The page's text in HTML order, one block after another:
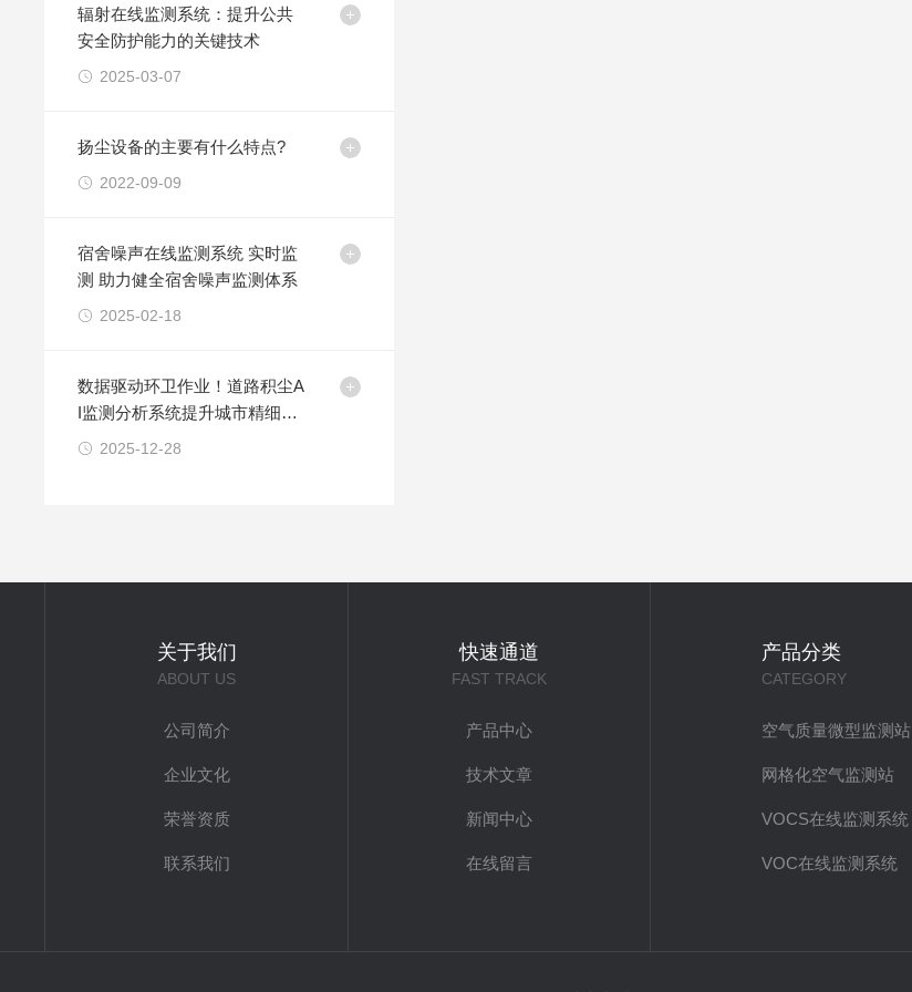
辐射在线监测系统：提升公共
安全防护能力的关键技术
2025-03-07
扬尘设备的主要有什么特点?
2022-09-09
宿舍噪声在线监测系统 实时监
测 助力健全宿舍噪声监测体系
2025-02-18
数据驱动环卫作业！道路积尘A
I监测分析系统提升城市精细化
治理水平
2025-12-28
关于我们
ABOUT US
公司简介
企业文化
荣誉资质
联系我们
快速通道
FAST TRACK
产品中心
技术文章
新闻中心
在线留言
产品分类
CATEGORY
空气质量微型监测站
网格化空气监测站
VOCS在线监测系统
VOC在线监测系统